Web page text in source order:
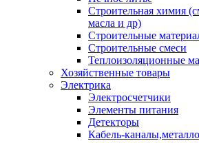
Строительная химия
масла и др)
Строительные
Строительные смеси
Теплоизоляционные
Хозяйственные товары
Электрика
Электросчетчики
Элементы питания
Детекторы
Кабель-